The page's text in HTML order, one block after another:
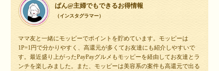
ぱん@主婦でもできるお得情報
（インスタグラマー）
ママ友と一緒にモッピーでポイントを貯めています。モッピーは
1P=1円で分かりやすく、高還元が多くてお友達にも紹介しやすいで
す。最近盛り上がったPayPayグルメもモッピーを経由してお友達とラ
ンチを楽しみました。また、モッピーは美容系の案件も高還元で出る